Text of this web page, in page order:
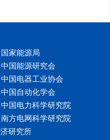
国家能源局
中国能源研究会
中国电器工业协会
中国自动化学会
中国电力科学研究院
南方电网科学研究院
研究所